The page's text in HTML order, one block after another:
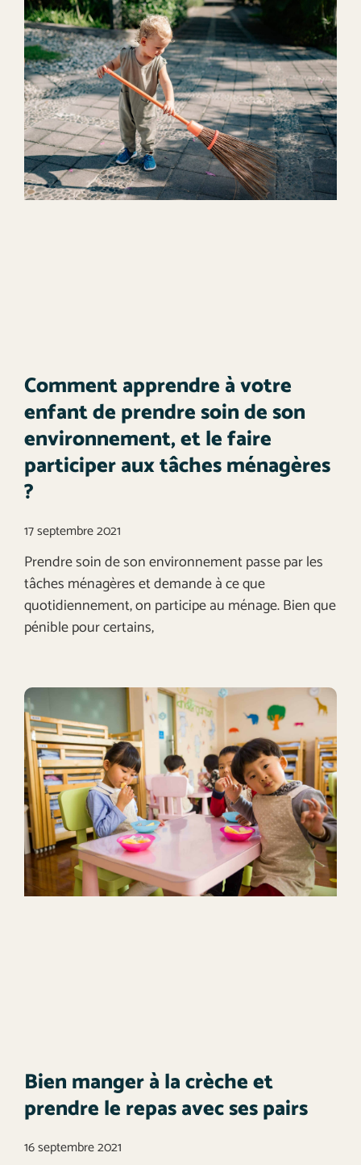
Comment apprendre à votre
enfant de prendre soin de son
environnement, et le faire
participer aux tâches ménagères
?
17 septembre 2021
Prendre soin de son environnement passe par les
tâches ménagères et demande à ce que
quotidiennement, on participe au ménage. Bien que
pénible pour certains,
Bien manger à la crèche et
prendre le repas avec ses pairs
16 septembre 2021